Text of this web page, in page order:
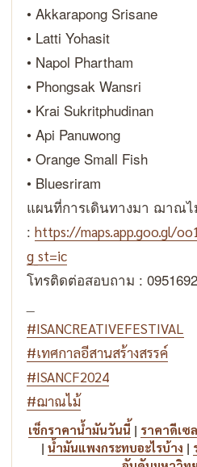
• Akkarapong Srisane
• Latti Yohasit
• Napol Phartham
• Phongsak Wansri
• Krai Sukritphudinan
• Api Panuwong
• Orange Small Fish
• Bluesriram
แผนที่การเดินทางมา ฌาณ
: https://maps.app.goo.gl/
g_st=ic
โทรติดต่อสอบถาม :
#ISANCREATIVEFESTIVAL
#เทศกาลอีสานสร้างสรรค์
#ISANCF2024
#ฌาณไม้
เช็กราคาน้ำมันวันนี้ | ราคาดีเซ
| น้ำมันแพงกระทบอะไรบ้าง |